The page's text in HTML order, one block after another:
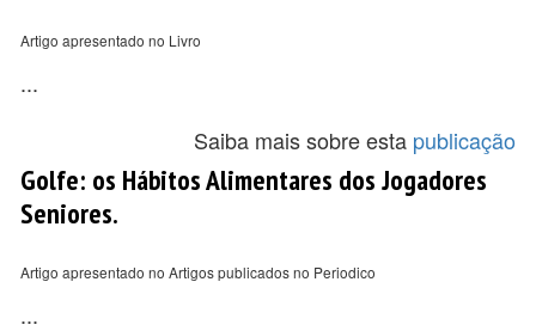
Artigo apresentado no Livro
...
Saiba mais sobre esta publicação
Golfe: os Hábitos Alimentares dos Jogadores
Seniores.
Artigo apresentado no Artigos publicados no Periodico
...